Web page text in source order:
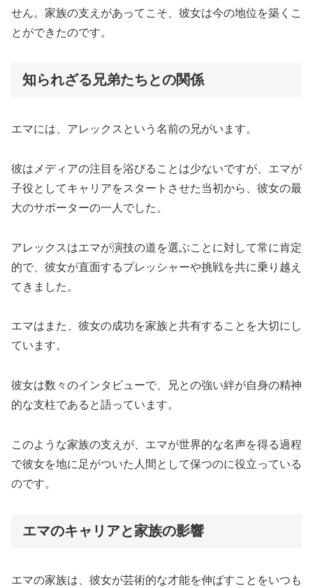
せん。家族の支えがあってこそ、彼女は今の地位を築くこ
とができたのです。
知られざる兄弟たちとの関係
エマには、アレックスという名前の兄がいます。
彼はメディアの注目を浴びることは少ないですが、エマが
子役としてキャリアをスタートさせた当初から、彼女の最
大のサポーターの一人でした。
アレックスはエマが演技の道を選ぶことに対して常に肯定
的で、彼女が直面するプレッシャーや挑戦を共に乗り越え
てきました。
エマはまた、彼女の成功を家族と共有することを大切にし
ています。
彼女は数々のインタビューで、兄との強い絆が自身の精神
的な支柱であると語っています。
このような家族の支えが、エマが世界的な名声を得る過程
で彼女を地に足がついた人間として保つのに役立っている
のです。
エマのキャリアと家族の影響
エマの家族は、彼女が芸術的な才能を伸ばすことをいつも